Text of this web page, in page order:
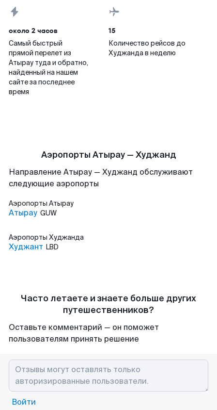
около 2 часов
Самый быстрый
прямой перелет из
Атырау туда и обратно,
найденный на нашем
сайте за последнее
время
15
Количество рейсов до
Худжанда в неделю
Аэропорты Атырау — Худжанд
Направление Атырау — Худжанд обслуживают
следующие аэропорты
Аэропорты Атырау
Атырау GUW
Аэропорты Худжанда
Худжант LBD
Часто летаете и знаете больше других
путешественников?
Оставьте комментарий — он поможет
пользователям принять решение
Войти